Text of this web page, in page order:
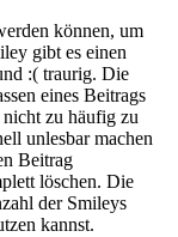
können, um
gibt es einen
:( traurig. Die
eines Beitrags
nicht zu häufig zu
unlesbar machen
Beitrag
löschen. Die
der Smileys
kannst.